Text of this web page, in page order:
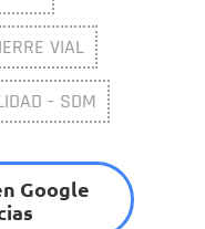
VIAL
- SDM
Google